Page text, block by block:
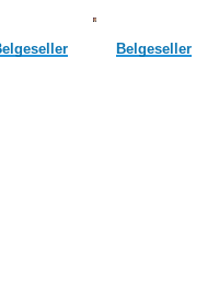
Belgeseller